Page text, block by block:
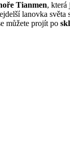
Tianmen, která
lanovka
můžete projít po